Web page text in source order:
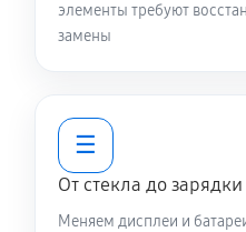
элементы требуют
замены
☰
От стекла до зарядки
Меняем дисплеи и